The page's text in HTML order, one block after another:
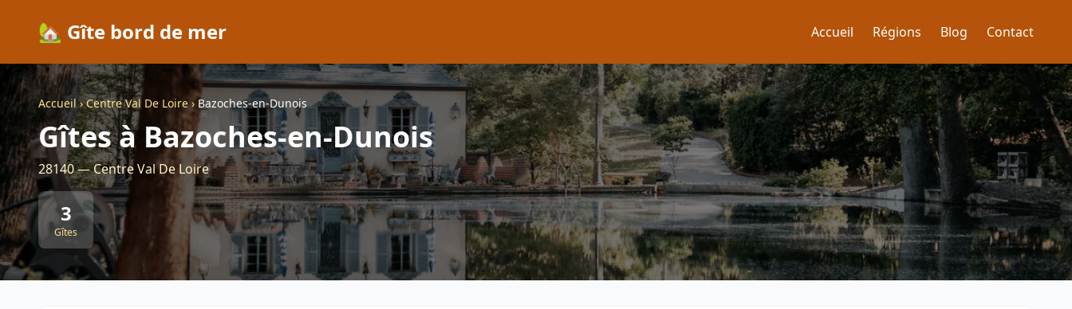
🏡 Gîte bord de mer Accueil Régions Blog Contact
Accueil›Centre Val De Loire› Bazoches-en-Dunois
Gîtes à Bazoches-en-Dunois
28140 — Centre Val De Loire
3
Gîtes